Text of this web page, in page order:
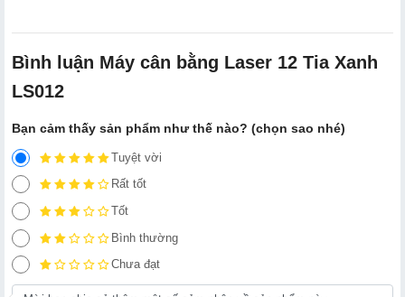
Bình luận Máy cân bằng Laser 12 Tia Xanh
LS012
Bạn cảm thấy sản phẩm như thế nào? (chọn sao nhé)
Tuyệt vời
Rất tốt
Tốt
Bình thường
Chưa đạt